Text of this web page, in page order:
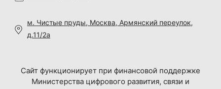
м. Чистые пруды, Москва, Армянский переулок,
д.11/2а
Сайт функционирует при финансовой поддержке
Министерства цифрового развития, связи и